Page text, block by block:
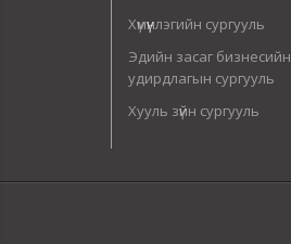
Хүмүүнлэгийн сургууль
Эдийн засаг бизнесийн
удирдлагын сургууль
Хууль зүйн сургууль